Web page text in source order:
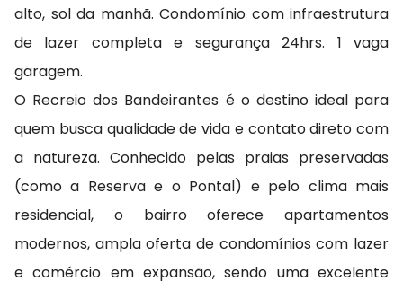
alto, sol da manhã. Condomínio com infraestrutura
de lazer completa e segurança 24hrs. 1 vaga
garagem.
O Recreio dos Bandeirantes é o destino ideal para
quem busca qualidade de vida e contato direto com
a natureza. Conhecido pelas praias preservadas
(como a Reserva e o Pontal) e pelo clima mais
residencial, o bairro oferece apartamentos
modernos, ampla oferta de condomínios com lazer
e comércio em expansão, sendo uma excelente